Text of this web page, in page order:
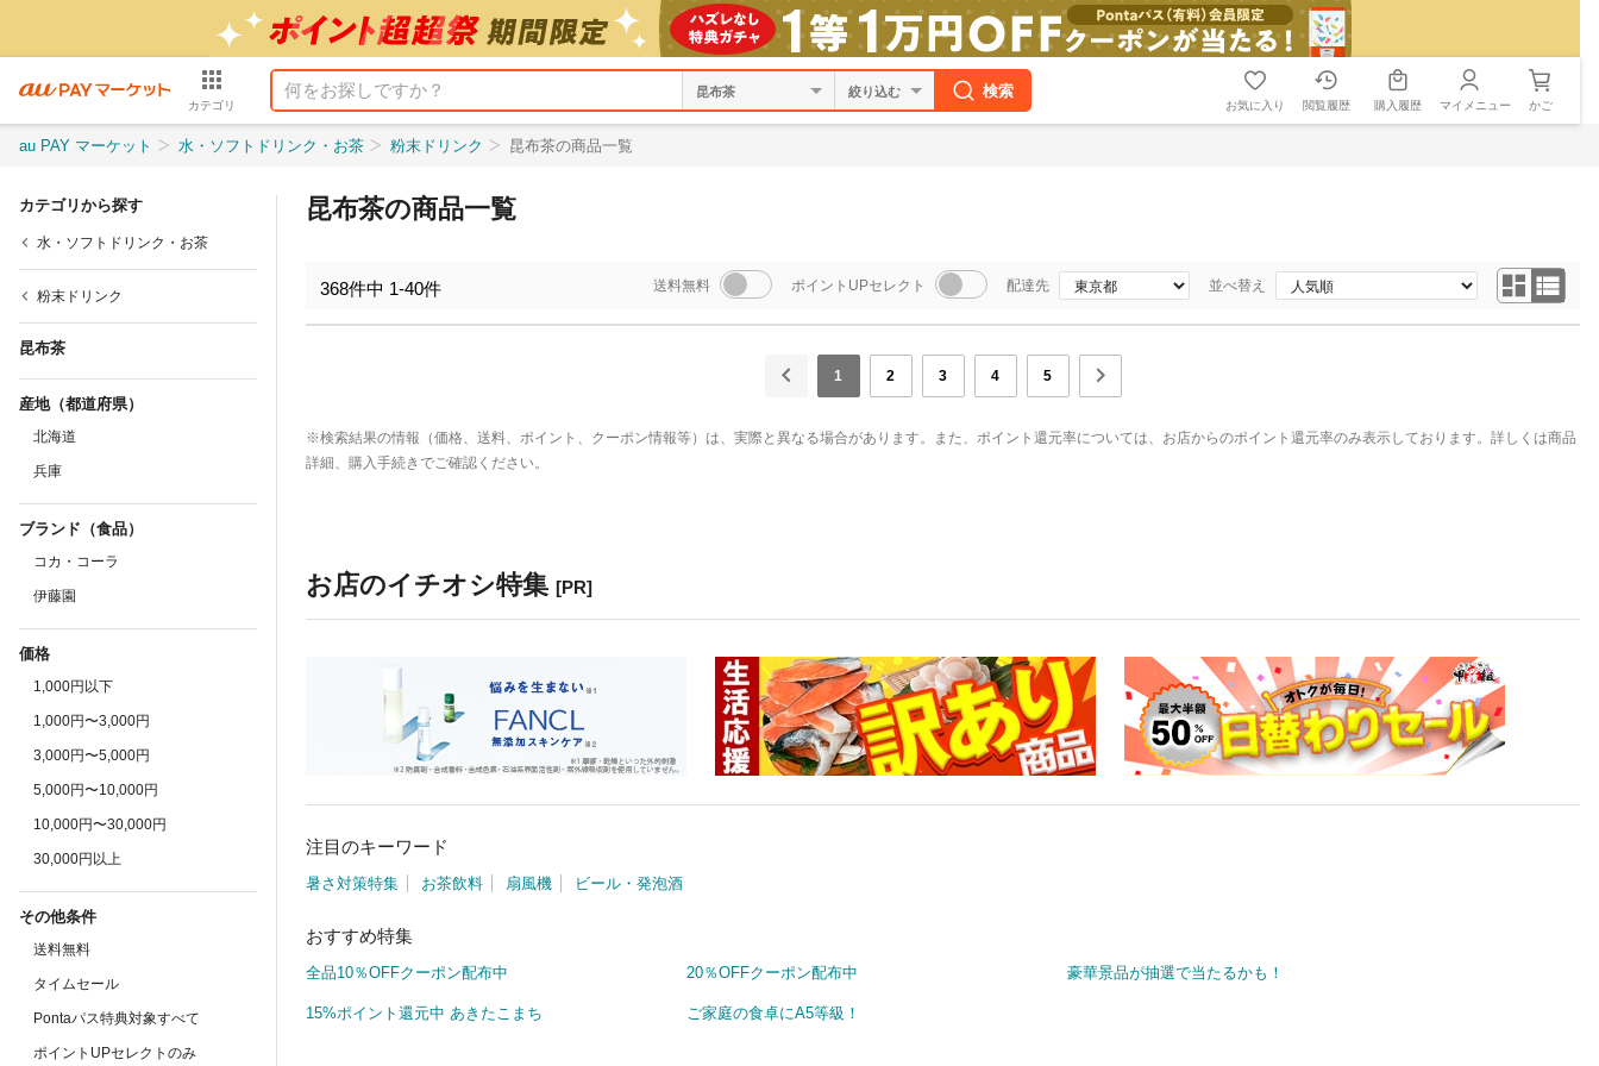
カテゴリ
絞り込む 検索
お気に入り 閲覧履歴 購入履歴 マイメニュー かご
au PAY マーケット 水・ソフトドリンク・お茶 粉末ドリンク 昆布茶の商品一覧
カテゴリから探す
水・ソフトドリンク・お茶
粉末ドリンク
昆布茶
産地（都道府県）
北海道
兵庫
ブランド（食品）
コカ・コーラ
伊藤園
価格
1,000円以下
1,000円〜3,000円
3,000円〜5,000円
5,000円〜10,000円
10,000円〜30,000円
30,000円以上
その他条件
送料無料
タイムセール
Pontaパス特典対象すべて
ポイントUPセレクトのみ
昆布茶の商品一覧
368件中 1-40件 送料無料 ポイントUPセレクト 配達先 並べ替え
1 2 3 4 5
※検索結果の情報（価格、送料、ポイント、クーポン情報等）は、実際と異なる場合があります。また、ポイント還元率については、お店からのポイント還元率のみ表示しております。詳しくは商品
詳細、購入手続きでご確認ください。
お店のイチオシ特集 [PR]
注目のキーワード
暑さ対策特集 お茶飲料 扇風機 ビール・発泡酒
おすすめ特集
全品10％OFFクーポン配布中 20％OFFクーポン配布中 豪華景品が抽選で当たるかも！
15%ポイント還元中 あきたこまち ご家庭の食卓にA5等級！